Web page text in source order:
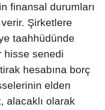
finansal durumları
Şirketlere
taahhüdünde
hisse senedi
hesabına borç
elden
alacaklı olarak